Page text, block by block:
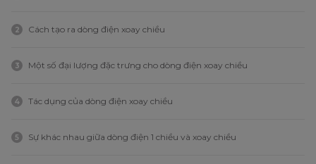
2 Cách tạo ra dòng điện xoay chiều
3 Một số đại lượng đặc trưng cho dòng điện xoay chiều
4 Tác dụng của dòng điện xoay chiều
5 Sự khác nhau giữa dòng điện 1 chiều và xoay chiều